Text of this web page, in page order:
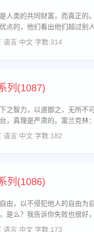
人类的共同财富，而真正的
点的，他们看出他们超过别
语言:中文 字数:314
列(1087)
之智力，以道御之，无所不
，真理是严肃的。富兰克林
语言:中文 字数:182
列(1086)
由，以不侵犯他人的自由为
是么？我告诉你失败也很好
语言:中文 字数:173